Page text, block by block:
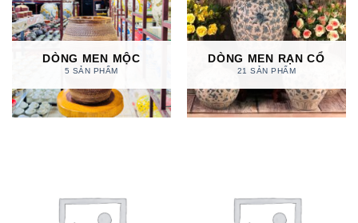
DÒNG MEN MỘC
5 SẢN PHẨM
DÒNG MEN RẠN CỔ
21 SẢN PHẨM